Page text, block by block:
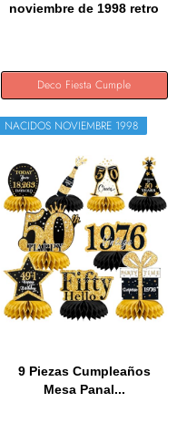
noviembre de 1998 retro
Deco Fiesta Cumple
NACIDOS NOVIEMBRE 1998
9 Piezas Cumpleaños
Mesa Panal...